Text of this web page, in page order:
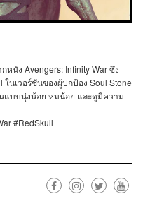
กหนัง Avengers: Infinity War ซึ่ง
ในเวอร์ชั่นของผู้ปกป้อง Soul Stone
แบบนุ่งน้อย ห่มน้อย และดูมีความ
#RedSkull